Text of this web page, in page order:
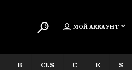
МОЙ АККАУНТ
B CLS C E S